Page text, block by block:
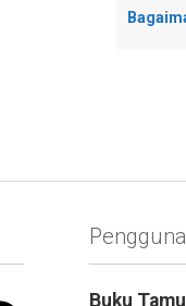
Pengguna
Buku Tamu